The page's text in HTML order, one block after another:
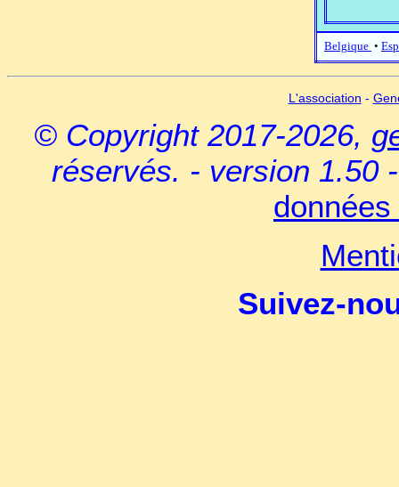
Belgique •
L'association -
© Copyright 2017-2026,
réservés. - version 1.50
Suivez-